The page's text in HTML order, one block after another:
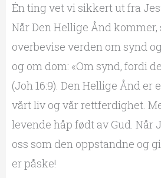
Én ting vet vi sikkert ut fra
Når Den Hellige Ånd kommer,
overbevise verden om synd
og om dom: «Om synd, fordi
(Joh 16:9). Den Hellige Ånd er
vårt liv og vår rettferdighet.
levende håp født av Gud. Når
oss som den oppstandne og
er påske!